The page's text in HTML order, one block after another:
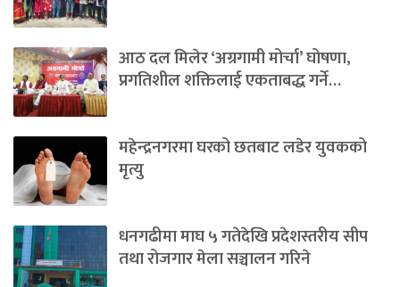
आठ दल मिलेर ‘अग्रगामी मोर्चा’ घोषणा,
प्रगतिशील शक्तिलाई एकताबद्ध गर्ने…
महेन्द्रनगरमा घरको छतबाट लडेर युवकको
मृत्यु
धनगढीमा माघ ५ गतेदेखि प्रदेशस्तरीय सीप
तथा रोजगार मेला सञ्चालन गरिने